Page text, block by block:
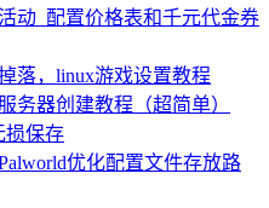
动_配置价格表和千元代金券
落，linux游戏设置教程
务器创建教程（超简单）
损保存
优化配置文件存放路